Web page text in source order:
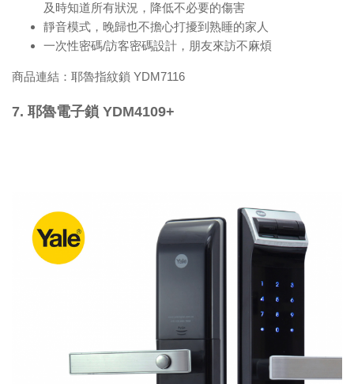
及時知道所有狀況，降低不必要的傷害
靜音模式，晚歸也不擔心打擾到熟睡的家人
一次性密碼/訪客密碼設計，朋友來訪不麻煩
商品連結： 耶魯指紋鎖 YDM7116
7. 耶魯電子鎖 YDM4109+